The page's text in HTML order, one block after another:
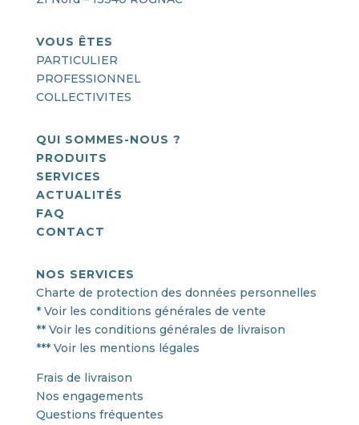
VOUS ÊTES
PARTICULIER
PROFESSIONNEL
COLLECTIVITES
QUI SOMMES-NOUS ?
PRODUITS
SERVICES
ACTUALITÉS
FAQ
CONTACT
NOS SERVICES
Charte de protection des données personnelles
* Voir les conditions générales de vente
** Voir les conditions générales de livraison
*** Voir les mentions légales
Frais de livraison
Nos engagements
Questions fréquentes